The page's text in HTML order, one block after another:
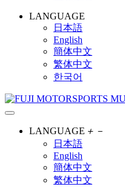
LANGUAGE
日本語
English
簡体中文
繁体中文
한국어
LANGUAGE ＋ －
日本語
English
簡体中文
繁体中文